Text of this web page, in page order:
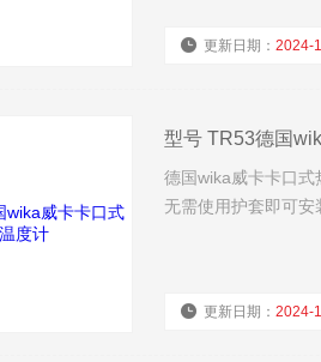
更新日期：2024-
型号 TR53德国
德国wika威卡卡口
无需使用护套即可安
更新日期：2024-